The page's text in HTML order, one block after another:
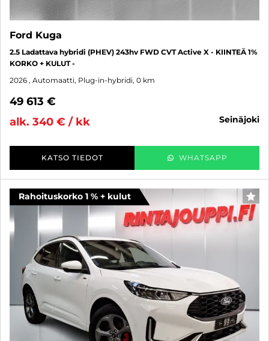
Ford Kuga
2.5 Ladattava hybridi (PHEV) 243hv FWD CVT Active X - KIINTEÄ 1%
KORKO + KULUT -
2026 , Automaatti, Plug-in-hybridi, 0 km
49 613 €
alk. 340 € / kk
seinäjoki
KATSO TIEDOT WHATSAPP
Rahoituskorko 1 % + kulut